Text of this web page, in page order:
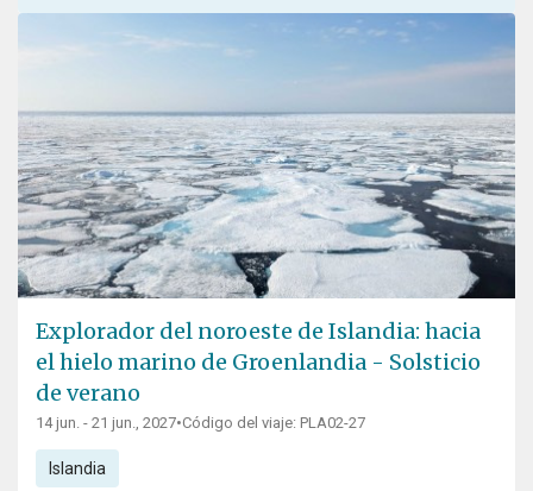
Explorador del noroeste de Islandia: hacia
el hielo marino de Groenlandia - Solsticio
de verano
14 jun. - 21 jun., 2027•Código del viaje: PLA02-27
Islandia